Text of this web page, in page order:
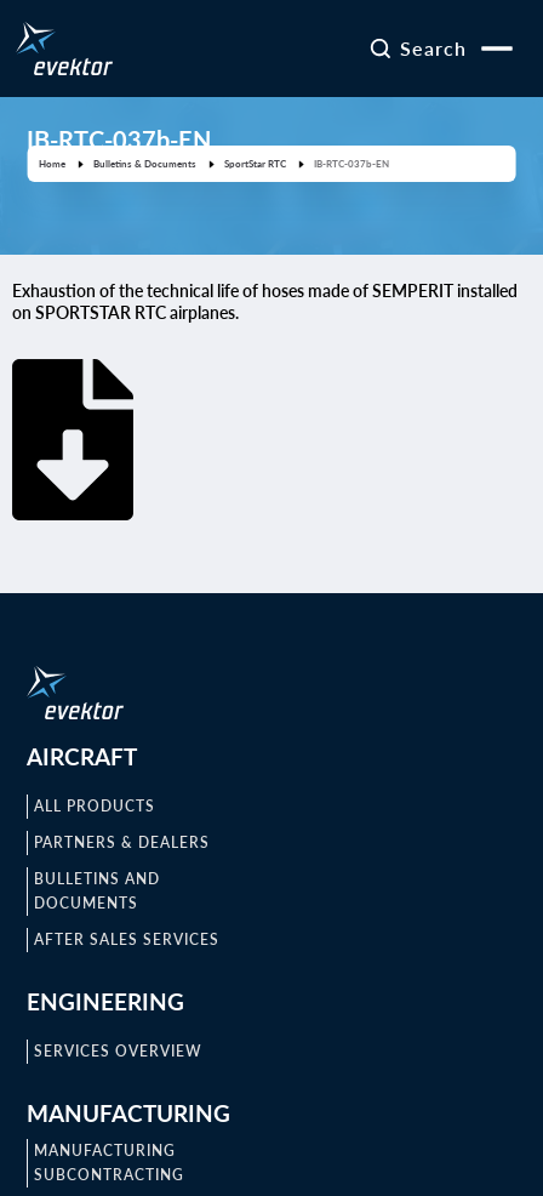
Search
IB-RTC-037b-EN
Home Bulletins & Documents SportStar RTC IB-RTC-037b-EN
Exhaustion of the technical life of hoses made of SEMPERIT installed
on SPORTSTAR RTC airplanes.
AIRCRAFT
ALL PRODUCTS
PARTNERS & DEALERS
BULLETINS AND
DOCUMENTS
AFTER SALES SERVICES
ENGINEERING
SERVICES OVERVIEW
MANUFACTURING
MANUFACTURING
SUBCONTRACTING